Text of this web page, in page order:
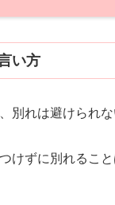
い方
別れは避けられな
けずに別れるこ